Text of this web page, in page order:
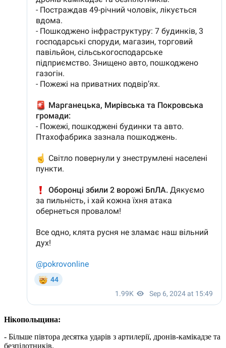
Нікопольщина:
- Більше півтора десятка ударів з артилерії, дронів-камікадзе та
безпілотників.